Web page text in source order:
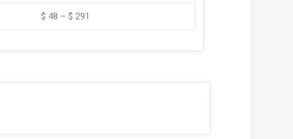
$ 48 – $ 291